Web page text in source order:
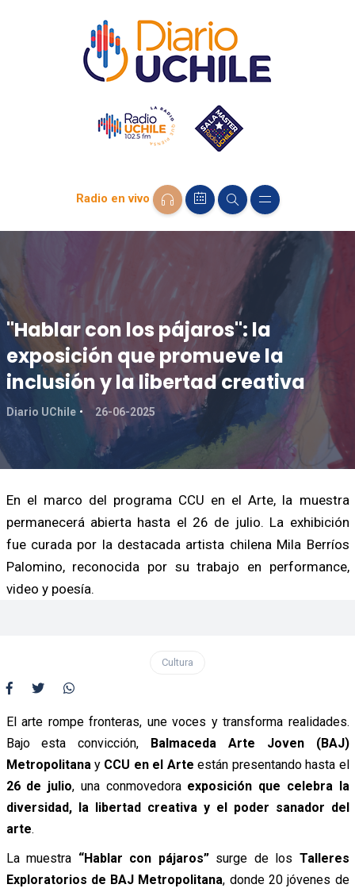
Radio en vivo
"Hablar con los pájaros": la
exposición que promueve la
inclusión y la libertad creativa
Diario UChile 26-06-2025
En el marco del programa CCU en el Arte, la muestra
permanecerá abierta hasta el 26 de julio. La exhibición
fue curada por la destacada artista chilena Mila Berríos
Palomino, reconocida por su trabajo en performance,
video y poesía.
Cultura
El arte rompe fronteras, une voces y transforma realidades.
Bajo esta convicción, Balmaceda Arte Joven (BAJ)
Metropolitana y CCU en el Arte están presentando hasta el
26 de julio, una conmovedora exposición que celebra la
diversidad, la libertad creativa y el poder sanador del
arte.
La muestra “Hablar con pájaros”surge de los Talleres
Exploratorios de BAJ Metropolitana, donde 20 jóvenes de